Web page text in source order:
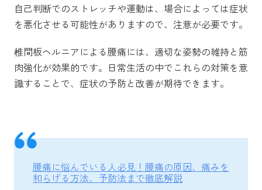
自己判断でのストレッチや運動は、場合によっては症状
を悪化させる可能性がありますので、注意が必要です。
椎間板ヘルニアによる腰痛には、適切な姿勢の維持と筋
肉強化が効果的です。日常生活の中でこれらの対策を意
識することで、症状の予防と改善が期待できます。
腰痛に悩んでいる人必見！腰痛の原因、痛みを
和らげる方法、予防法まで徹底解説